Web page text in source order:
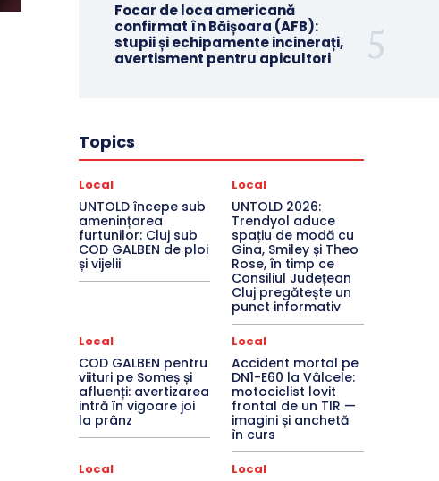
Focar de loca americană
confirmat în Băișoara (AFB):
stupii și echipamente incinerați,
avertisment pentru apicultori
Topics
Local
UNTOLD începe sub
amenințarea
furtunilor: Cluj sub
COD GALBEN de ploi
și vijelii
Local
UNTOLD 2026:
Trendyol aduce
spațiu de modă cu
Gina, Smiley și Theo
Rose, în timp ce
Consiliul Județean
Cluj pregătește un
punct informativ
Local
COD GALBEN pentru
viituri pe Someș și
afluenți: avertizarea
intră în vigoare joi
la prânz
Local
Accident mortal pe
DN1-E60 la Vâlcele:
motociclist lovit
frontal de un TIR —
imagini și anchetă
în curs
Local Local